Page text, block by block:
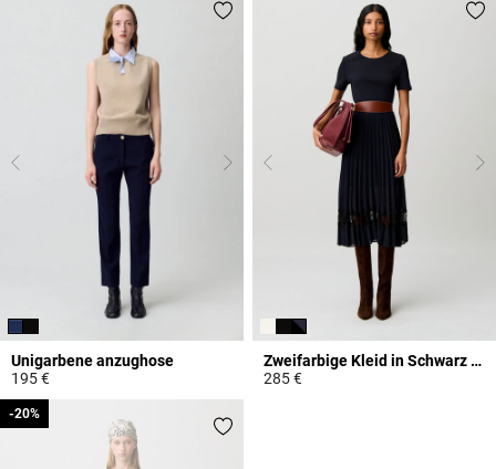
Unigarbene anzughose
195 €
Zweifarbige Kleid in Schwarz und Marine
285 €
-20%
-20%